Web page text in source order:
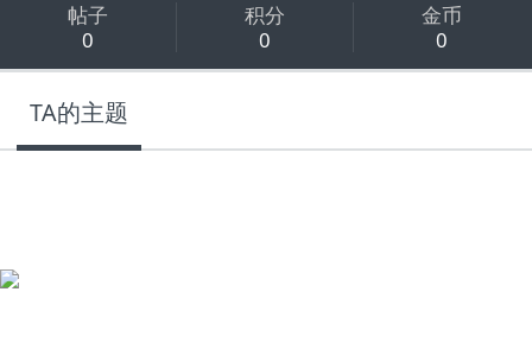
帖子
0
积分
0
金币
0
TA的主题